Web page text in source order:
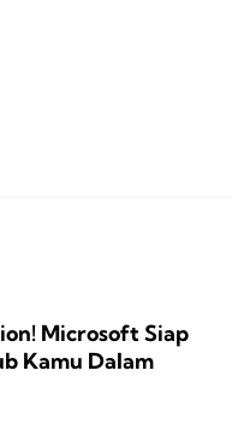
Microsoft Siap
Kamu Dalam